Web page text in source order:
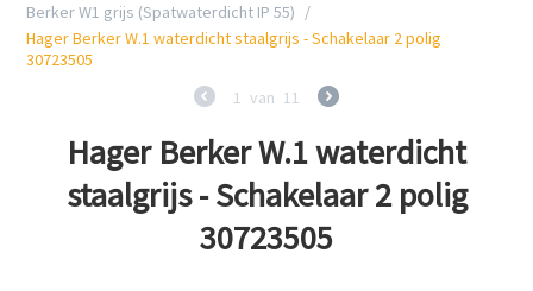
Berker W1 grijs (Spatwaterdicht IP 55) /
Hager Berker W.1 waterdicht staalgrijs - Schakelaar 2 polig
30723505
1 van 11
Hager Berker W.1 waterdicht
staalgrijs - Schakelaar 2 polig
30723505